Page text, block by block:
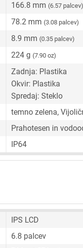
166.8 mm (6.57 palcev)
78.2 mm (3.08 palcev)
8.9 mm (0.35 palcev)
224 g (7.90 oz)
Zadnja: Plastika
Okvir: Plastika
Spredaj: Steklo
temno zelena,
Prahotesen in
IP64
IPS LCD
6.8 palcev